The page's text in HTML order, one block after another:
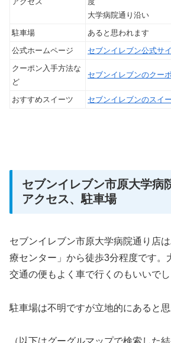
大学病院通り沿い
駐車場
あると思われます
公式ホームページ
セブンイレブン公式サ
クーポン入手方法な
ど
セブンイレブンのクー
おすすめスイーツ セブンイレブンのスイ
セブンイレブン市原大学病
アクセス、駐車場
セブンイレブン市原大学病院通り店
療センター」から徒歩3分程度です。
交通の便もよく車で行くのもいいでし
駐車場は不明ですが立地的にあると思